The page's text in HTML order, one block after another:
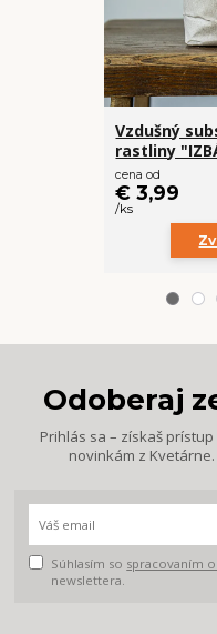
Vzdušný
rastliny
cena od
€ 3,99
/ks
Odoberaj
Prihlás sa – získaš
novinkám z
Súhlasím so spracovaním
newslettera.